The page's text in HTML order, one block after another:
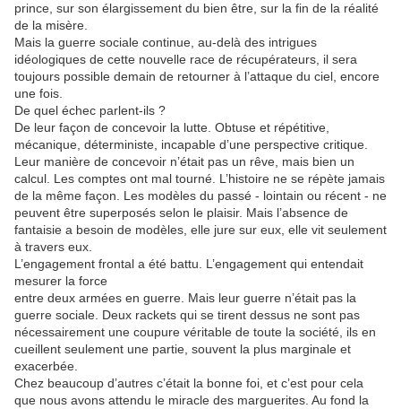
prince, sur son élargissement du bien être, sur la fin de la réalité
de la misère.
Mais la guerre sociale continue, au-delà des intrigues
idéologiques de cette nouvelle race de récupérateurs, il sera
toujours possible demain de retourner à l’attaque du ciel, encore
une fois.
De quel échec parlent-ils ?
De leur façon de concevoir la lutte. Obtuse et répétitive,
mécanique, déterministe, incapable d’une perspective critique.
Leur manière de concevoir n’était pas un rêve, mais bien un
calcul. Les comptes ont mal tourné. L’histoire ne se répète jamais
de la même façon. Les modèles du passé - lointain ou récent - ne
peuvent être superposés selon le plaisir. Mais l’absence de
fantaisie a besoin de modèles, elle jure sur eux, elle vit seulement
à travers eux.
L’engagement frontal a été battu. L’engagement qui entendait
mesurer la force
entre deux armées en guerre. Mais leur guerre n’était pas la
guerre sociale. Deux rackets qui se tirent dessus ne sont pas
nécessairement une coupure véritable de toute la société, ils en
cueillent seulement une partie, souvent la plus marginale et
exacerbée.
Chez beaucoup d’autres c’était la bonne foi, et c’est pour cela
que nous avons attendu le miracle des marguerites. Au fond la